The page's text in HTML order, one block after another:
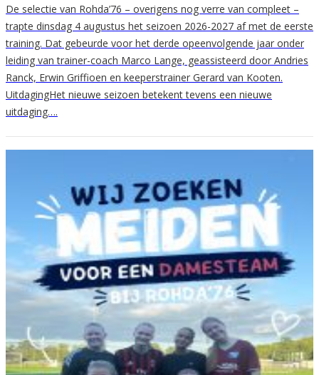
De selectie van Rohda’76 – overigens nog verre van compleet –
trapte dinsdag 4 augustus het seizoen 2026-2027 af met de eerste
training. Dat gebeurde voor het derde opeenvolgende jaar onder
leiding van trainer-coach Marco Lange, geassisteerd door Andries
Ranck, Erwin Griffioen en keeperstrainer Gerard van Kooten.
UitdagingHet nieuwe seizoen betekent tevens een nieuwe
uitdaging….